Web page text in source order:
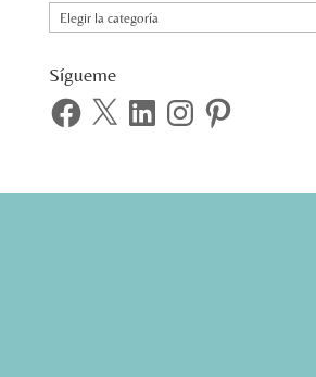
Temas
Sígueme
Facebook
X LinkedInInstagramPinterest